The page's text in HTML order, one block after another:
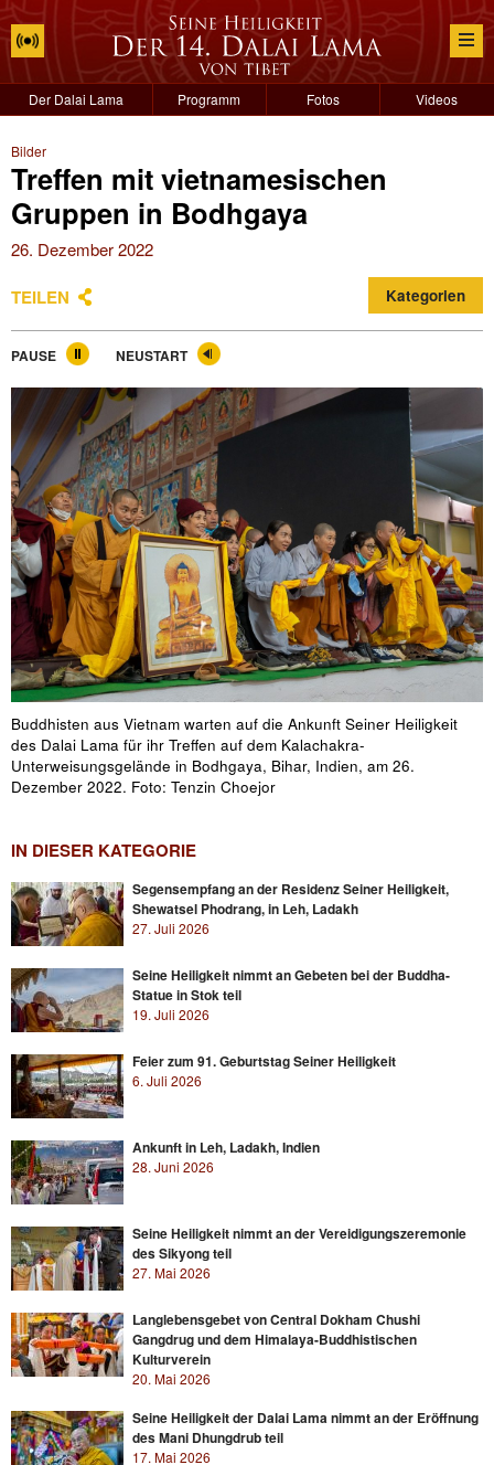
Der Dalai Lama Programm Fotos Videos
Bilder
Treffen mit vietnamesischen
Gruppen in Bodhgaya
26. Dezember 2022
TEILEN Kategorien
PAUSE NEUSTART
Buddhisten aus Vietnam warten auf die Ankunft Seiner Heiligkeit
des Dalai Lama für ihr Treffen auf dem Kalachakra-
Unterweisungsgelände in Bodhgaya, Bihar, Indien, am 26.
Dezember 2022. Foto: Tenzin Choejor
IN DIESER KATEGORIE
Segensempfang an der Residenz Seiner Heiligkeit,
Shewatsel Phodrang, in Leh, Ladakh
27. Juli 2026
Seine Heiligkeit nimmt an Gebeten bei der Buddha-
Statue in Stok teil
19. Juli 2026
Feier zum 91. Geburtstag Seiner Heiligkeit
6. Juli 2026
Ankunft in Leh, Ladakh, Indien
28. Juni 2026
Seine Heiligkeit nimmt an der Vereidigungszeremonie
des Sikyong teil
27. Mai 2026
Langlebensgebet von Central Dokham Chushi
Gangdrug und dem Himalaya-Buddhistischen
Kulturverein
20. Mai 2026
Seine Heiligkeit der Dalai Lama nimmt an der Eröffnung
des Mani Dhungdrub teil
17. Mai 2026